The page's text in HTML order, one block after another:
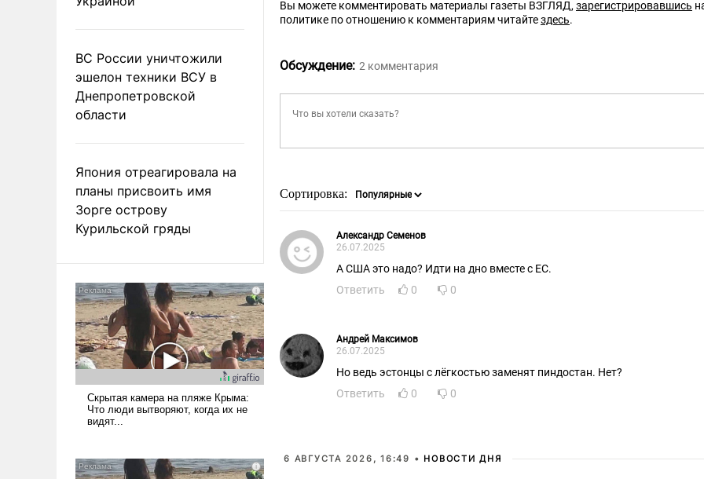
ВС России уничтожили
эшелон техники ВСУ в
Днепропетровской
области
Япония отреагировала на
планы присвоить имя
Зорге острову
Курильской гряды
Вы можете комментировать материалы газеты ВЗГЛЯД,зарегистрировавшись
политике по отношению к комментариям читайтездесь.
Обсуждение: 2 комментария
Сортировка:
Александр Семенов
26.07.2025
А США это надо? Идти на дно вместе с ЕС.
Ответить
0 0
Андрей Максимов
26.07.2025
Но ведь эстонцы с лёгкостью заменят пиндостан. Нет?
Ответить
0 0
6 АВГУСТА 2026, 16:49 • НОВОСТИ ДНЯ